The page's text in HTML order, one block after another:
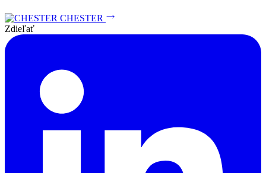
CHESTER
Zdieľať